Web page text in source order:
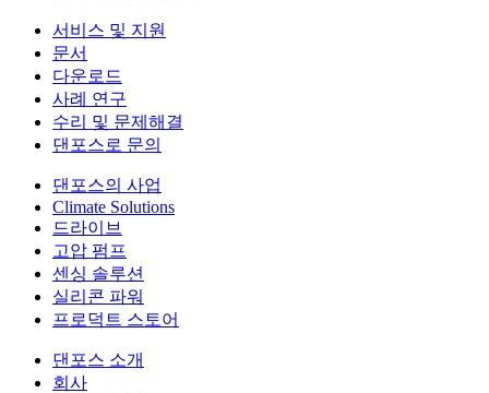
서비스 및 지원
문서
다운로드
사례 연구
수리 및 문제해결
댄포스로 문의
댄포스의 사업
Climate Solutions
드라이브
고압 펌프
센싱 솔루션
실리콘 파워
프로덕트 스토어
댄포스 소개
회사